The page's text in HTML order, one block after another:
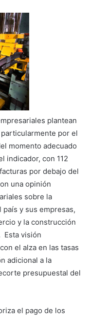
plantean
por el
momento adecuado
indicador, con 112
por debajo del
una opinión
sobre la
y sus empresas,
y la construcción
Esta visión
el alza en las tasas
adicional a la
presupuestal del
el pago de los